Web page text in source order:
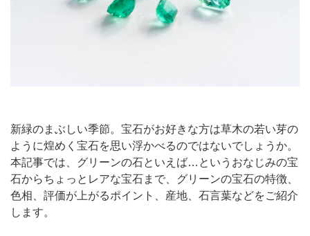
新緑のまぶしい季節。宝石がお好きな方は草木の若い芽の
ように煌めく宝石を思い浮かべるのではないでしょうか。
本記事では、グリーンの石といえば…というおなじみの宝
石からちょっとレアな宝石まで、グリーンの宝石の特徴、
色相、評価が上がるポイント、産地、石言葉などをご紹介
します。